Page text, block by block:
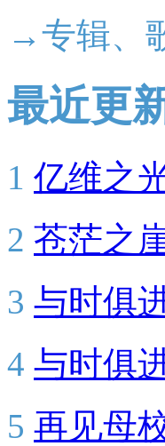
→专辑、
最近更
1 亿维之
2 苍茫之
3 与时俱
4 与时俱
5 再见母